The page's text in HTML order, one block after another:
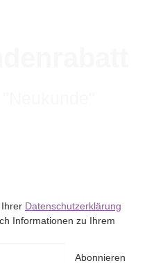
Datenschutzerklärung
Informationen zu Ihrem
Abonnieren